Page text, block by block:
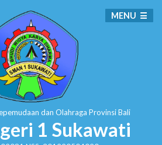
dan Olahraga Provinsi Bali
1 Sukawati
MENU